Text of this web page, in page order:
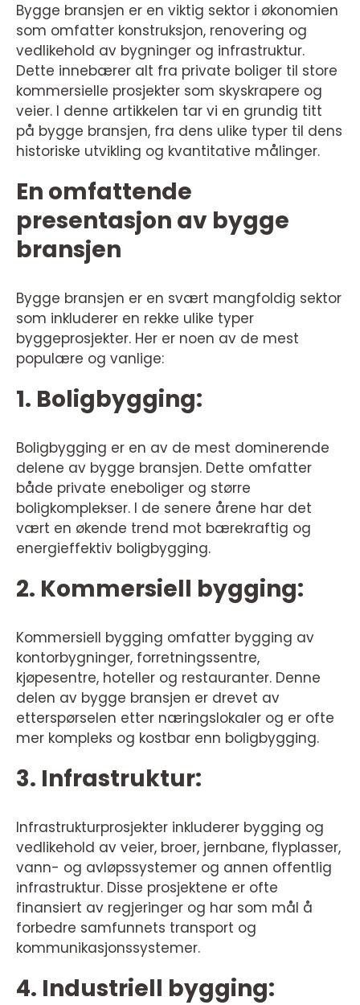
Bygge bransjen er en viktig sektor i økonomien
som omfatter konstruksjon, renovering og
vedlikehold av bygninger og infrastruktur.
Dette innebærer alt fra private boliger til store
kommersielle prosjekter som skyskrapere og
veier. I denne artikkelen tar vi en grundig titt
på bygge bransjen, fra dens ulike typer til dens
historiske utvikling og kvantitative målinger.
En omfattende
presentasjon av bygge
bransjen
Bygge bransjen er en svært mangfoldig sektor
som inkluderer en rekke ulike typer
byggeprosjekter. Her er noen av de mest
populære og vanlige:
1. Boligbygging:
Boligbygging er en av de mest dominerende
delene av bygge bransjen. Dette omfatter
både private eneboliger og større
boligkomplekser. I de senere årene har det
vært en økende trend mot bærekraftig og
energieffektiv boligbygging.
2. Kommersiell bygging:
Kommersiell bygging omfatter bygging av
kontorbygninger, forretningssentre,
kjøpesentre, hoteller og restauranter. Denne
delen av bygge bransjen er drevet av
etterspørselen etter næringslokaler og er ofte
mer kompleks og kostbar enn boligbygging.
3. Infrastruktur:
Infrastrukturprosjekter inkluderer bygging og
vedlikehold av veier, broer, jernbane, flyplasser,
vann- og avløpssystemer og annen offentlig
infrastruktur. Disse prosjektene er ofte
finansiert av regjeringer og har som mål å
forbedre samfunnets transport og
kommunikasjonssystemer.
4. Industriell bygging: